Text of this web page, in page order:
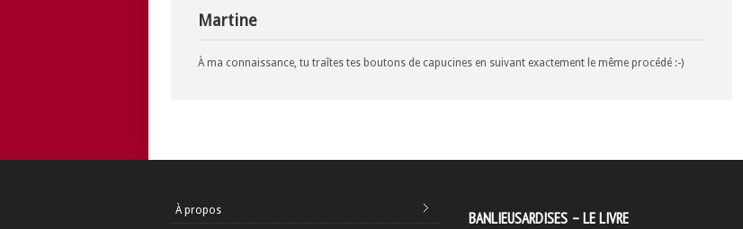
Martine
À ma connaissance, tu traîtes tes boutons de capucines en suivant exactement le même procédé :-)
À propos BANLIEUSARDISES – LE LIVRE